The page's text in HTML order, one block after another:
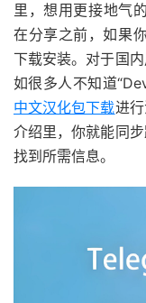
里，想用更接地气
在分享之前，如果
下载安装。对于国
如很多人不知道
中文汉化包下载进
介绍里，你就能同
找到所需信息。